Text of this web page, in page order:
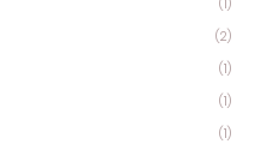
(1)
(2)
(1)
(1)
(1)